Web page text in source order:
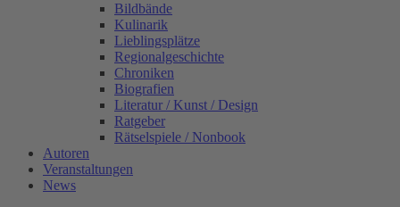
Bildbände
Kulinarik
Lieblingsplätze
Regionalgeschichte
Chroniken
Biografien
Literatur / Kunst / Design
Ratgeber
Rätselspiele / Nonbook
Autoren
Veranstaltungen
News